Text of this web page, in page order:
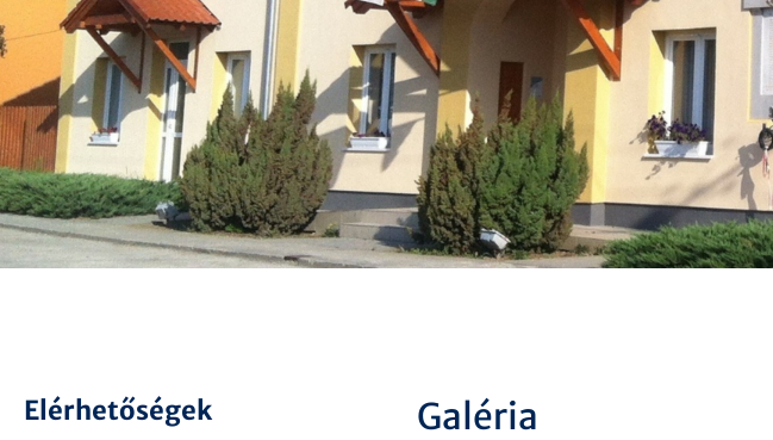
Elérhetőségek Galéria